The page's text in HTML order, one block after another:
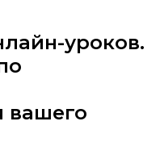
уроков.
вашего